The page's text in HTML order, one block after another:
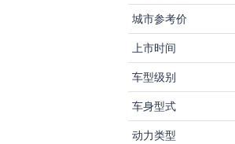
城市参考价
上市时间
车型级别
车身型式
动力类型